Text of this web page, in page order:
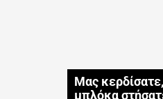
Μας
μπλόκα